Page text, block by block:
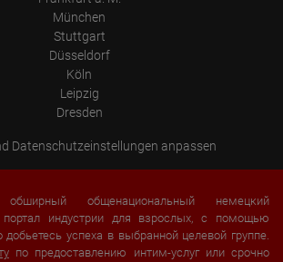
München
Stuttgart
Düsseldorf
Köln
Leipzig
Dresden
Datenschutzeinstellungen anpassen
общенациональный немецкий
портал индустрии для взрослых, с помощью
успеха в выбранной целевой группе.
по предоставлению интим-услуг или срочно